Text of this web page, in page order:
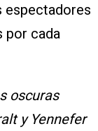
espectadores
por cada
oscuras
y Yennefer